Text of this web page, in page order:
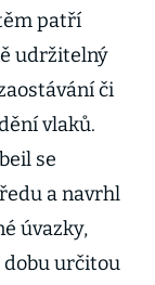
patří
udržitelný
či
vlaků.
se
a navrhl
úvazky,
určitou